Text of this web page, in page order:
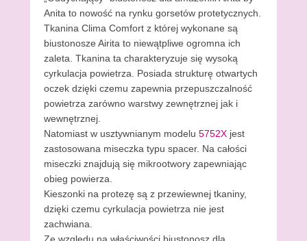
Anita to nowość na rynku gorsetów protetycznych.
Tkanina Clima Comfort z której wykonane są
biustonosze Airita to niewątpliwe ogromna ich
zaleta. Tkanina ta charakteryzuje się wysoką
cyrkulacja powietrza. Posiada strukturę otwartych
oczek dzięki czemu zapewnia przepuszczalność
powietrza zarówno warstwy zewnętrznej jak i
wewnętrznej.
Natomiast w usztywnianym modelu 5752X jest
zastosowana miseczka typu spacer. Na całości
miseczki znajdują się mikrootwory zapewniając
obieg powierza.
Kieszonki na protezę są z przewiewnej tkaniny,
dzięki czemu cyrkulacja powietrza nie jest
zachwiana.